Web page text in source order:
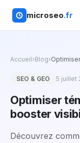
microseo.fr
Accueil›Blog›
SEO & GEO 5 juillet
Optimiser
booster
Découvrez